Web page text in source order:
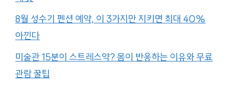
8월 성수기 펜션 예약, 이 3가지만 지키면 최대 40%
아낀다
미술관 15분이 스트레스약? 몸이 반응하는 이유와 무료
관람 꿀팁